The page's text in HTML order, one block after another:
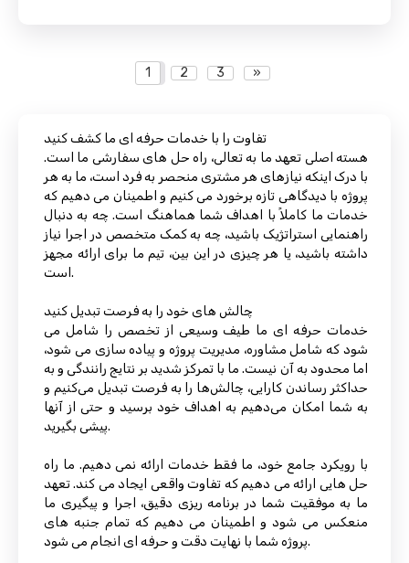
1 2 3 »
تفاوت را با خدمات حرفه ای ما کشف کنید
هسته اصلی تعهد ما به تعالی، راه حل های سفارشی ما است.
با درک اینکه نیازهای هر مشتری منحصر به فرد است، ما به هر
پروژه با دیدگاهی تازه برخورد می کنیم و اطمینان می دهیم که
خدمات ما کاملاً با اهداف شما هماهنگ است. چه به دنبال
راهنمایی استراتژیک باشید، چه به کمک متخصص در اجرا نیاز
داشته باشید، یا هر چیزی در این بین، تیم ما برای ارائه مجهز
است.
چالش های خود را به فرصت تبدیل کنید
خدمات حرفه ای ما طیف وسیعی از تخصص را شامل می
شود که شامل مشاوره، مدیریت پروژه و پیاده سازی می شود،
اما محدود به آن نیست. ما با تمرکز شدید بر نتایج رانندگی و به
حداکثر رساندن کارایی، چالش‌ها را به فرصت تبدیل می‌کنیم و
به شما امکان می‌دهیم به اهداف خود برسید و حتی از آنها
پیشی بگیرید.
با رویکرد جامع خود، ما فقط خدمات ارائه نمی دهیم. ما راه
حل هایی ارائه می دهیم که تفاوت واقعی ایجاد می کند. تعهد
ما به موفقیت شما در برنامه ریزی دقیق، اجرا و پیگیری ما
منعکس می شود و اطمینان می دهیم که تمام جنبه های
پروژه شما با نهایت دقت و حرفه ای انجام می شود.